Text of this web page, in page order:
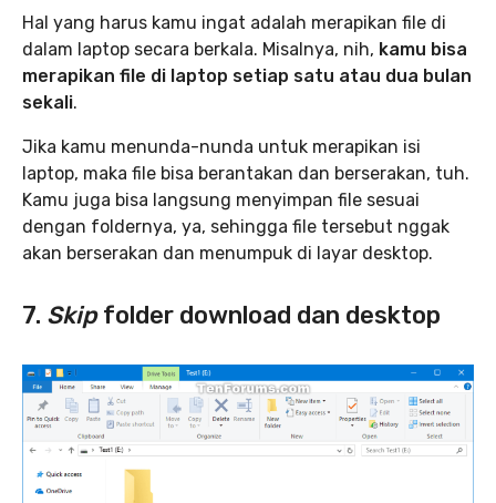
Hal yang harus kamu ingat adalah merapikan file di
dalam laptop secara berkala. Misalnya, nih, kamu bisa
merapikan file di laptop setiap satu atau dua bulan
sekali.
Jika kamu menunda-nunda untuk merapikan isi
laptop, maka file bisa berantakan dan berserakan, tuh.
Kamu juga bisa langsung menyimpan file sesuai
dengan foldernya, ya, sehingga file tersebut nggak
akan berserakan dan menumpuk di layar desktop.
7. Skipfolder download dan desktop